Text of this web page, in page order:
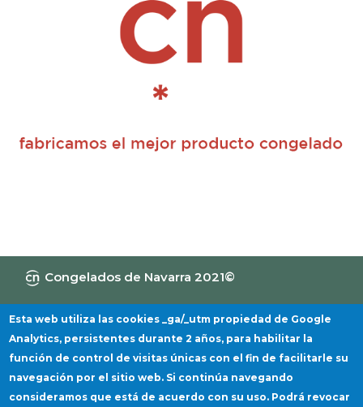
Congelados de Navarra 2021©
Canal de Información Política de privacidad Aviso Legal Política de cookies
Esta web utiliza las cookies _ga/_utm propiedad de Google
Analytics, persistentes durante 2 años, para habilitar la
función de control de visitas únicas con el fin de facilitarle su
navegación por el sitio web. Si continúa navegando
consideramos que está de acuerdo con su uso. Podrá revocar